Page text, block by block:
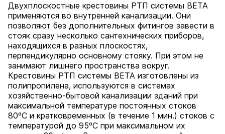
Двухплоскостные крестовины РТП системы BETA
применяются во внутренней канализации. Они
позволяют без дополнительных фитингов завести в
стояк сразу несколько сантехнических приборов,
находящихся в разных плоскостях,
перпендикулярно основному стояку. При этом не
занимают лишнего пространства вокруг.
Крестовины РТП системы BETA изготовлены из
полипропилена, используются в системах
хозяйственно-бытовой канализации зданий при
максимальной температуре постоянных стоков
80ºС и кратковременных (в течение 1 мин.) стоков с
температурой до 95ºС при максимальном их